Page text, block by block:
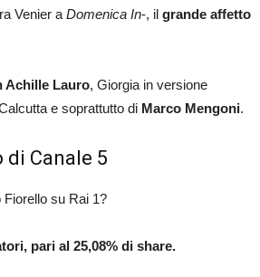
Venier a Domenica In-, il grande affetto
Achille Lauro, Giorgia in versione
e soprattutto di Marco Mengoni.
Canale 5
su Rai 1?
pari al 25,08% di share.